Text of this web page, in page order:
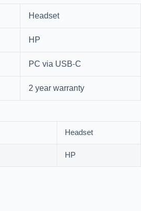
Headset
HP
PC via USB-C
2 year warranty
Headset
HP